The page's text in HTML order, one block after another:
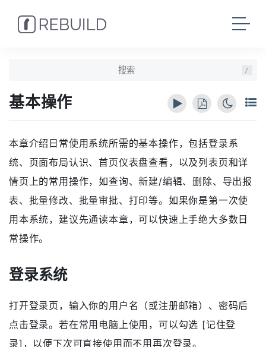
/
基本操作
本章介绍日常使用系统所需的基本操作，包括登录系
统、页面布局认识、首页仪表盘查看，以及列表页和详
情页上的常用操作，如查询、新建/编辑、删除、导出报
表、批量修改、批量审批、打印等。如果你是第一次使
用本系统，建议先通读本章，可以快速上手绝大多数日
常操作。
登录系统
打开登录页，输入你的用户名（或注册邮箱）、密码后
点击登录。若在常用电脑上使用，可以勾选 [记住登
录]，以便下次可直接使用而不用再次登录。